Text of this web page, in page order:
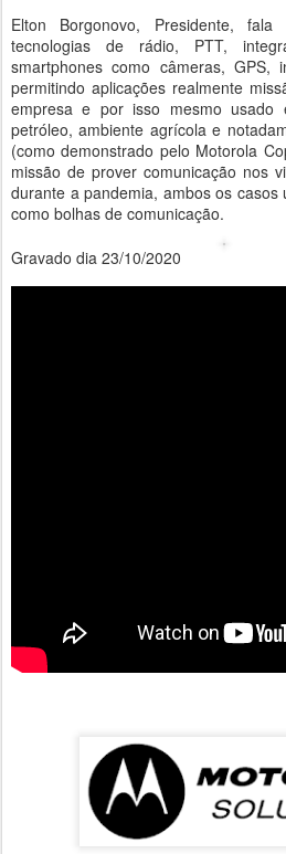
Elton Borgonovo, Presidente,
tecnologias de rádio, PTT,
smartphones como câmeras, GPS,
permitindo aplicações realmente
empresa e por isso mesmo usado
petróleo, ambiente agrícola e
(como demonstrado pelo Motorola
missão de prover comunicação nos
durante a pandemia, ambos os casos
como bolhas de comunicação.
Gravado dia 23/10/2020